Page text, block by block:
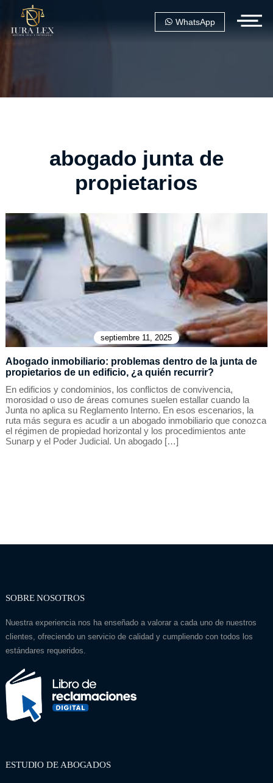
WhatsApp
abogado junta de
propietarios
septiembre 11, 2025
Abogado inmobiliario: problemas dentro de la junta de
propietarios de un edificio, ¿a quién recurrir?
En edificios y condominios, los conflictos de convivencia,
morosidad o uso de áreas comunes suelen estallar cuando la
Junta no aplica su Reglamento Interno. En esos escenarios, la
ruta más segura es acudir a un abogado inmobiliario que conozca
el régimen de propiedad horizontal y los procedimientos ante
Sunarp y el Poder Judicial. Un abogado […]
SOBRE NOSOTROS
Nuestra experiencia nos ha enseñado a valorar a cada uno de nuestros
clientes, ofreciendo un servicio de calidad y cumpliendo con todos los
estándares requeridos.
ESTUDIO DE ABOGADOS